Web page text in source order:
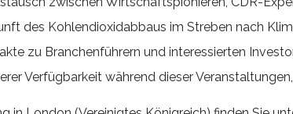
des Kohlendioxidabbaus im Streben nach
zu Branchenführern und interessierten
Verfügbarkeit während dieser